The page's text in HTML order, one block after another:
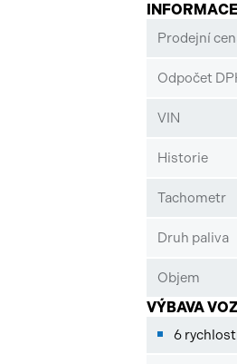
Prodejní
Odpočet
VIN
Historie
Tachometr
Druh paliva
Objem
VÝBAVA
6